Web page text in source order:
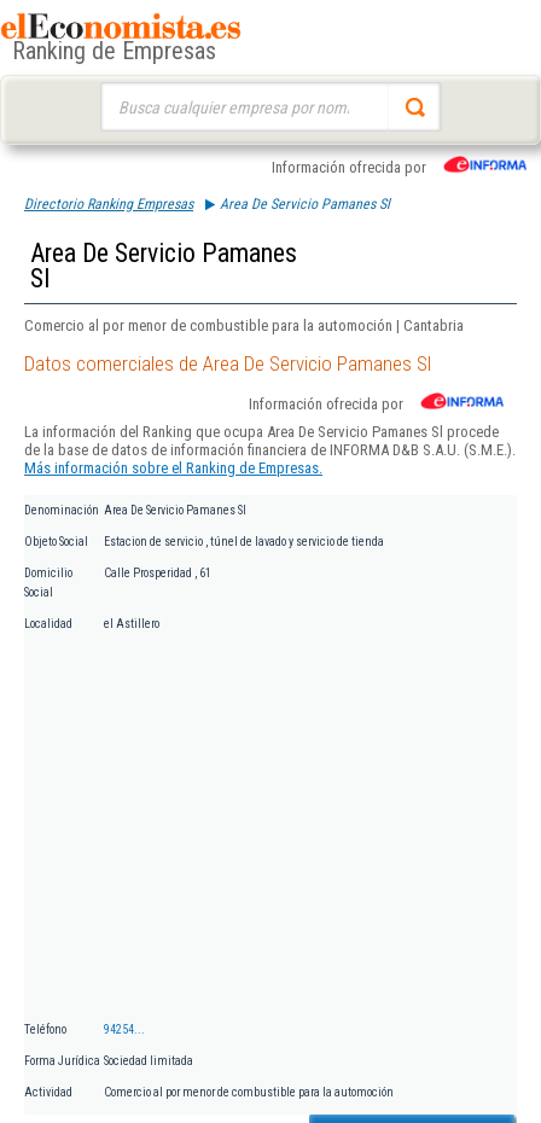
Ranking de Empresas
Información ofrecida por
Directorio Ranking Empresas Area De Servicio Pamanes Sl
Area De Servicio Pamanes
Sl
Comercio al por menor de combustible para la automoción | Cantabria
Datos comerciales de Area De Servicio Pamanes Sl
Información ofrecida por
La información del Ranking que ocupa Area De Servicio Pamanes Sl procede
de la base de datos de información financiera de INFORMA D&B S.A.U. (S.M.E.).
Más información sobre el Ranking de Empresas.
Denominación Area De Servicio Pamanes Sl
Objeto Social Estacion de servicio , túnel de lavado y servicio de tienda
Domicilio
Social
Calle Prosperidad , 61
Localidad el Astillero
Teléfono 94254...
Forma Jurídica Sociedad limitada
Actividad Comercio al por menor de combustible para la automoción